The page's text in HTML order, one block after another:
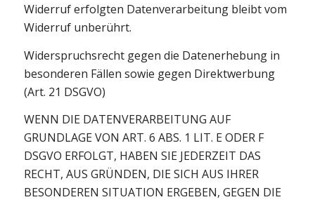
Widerruf erfolgten Datenverarbeitung bleibt vom
Widerruf unberührt.
Widerspruchsrecht gegen die Datenerhebung in
besonderen Fällen sowie gegen Direktwerbung
(Art. 21 DSGVO)
WENN DIE DATENVERARBEITUNG AUF
GRUNDLAGE VON ART. 6 ABS. 1 LIT. E ODER F
DSGVO ERFOLGT, HABEN SIE JEDERZEIT DAS
RECHT, AUS GRÜNDEN, DIE SICH AUS IHRER
BESONDEREN SITUATION ERGEBEN, GEGEN DIE